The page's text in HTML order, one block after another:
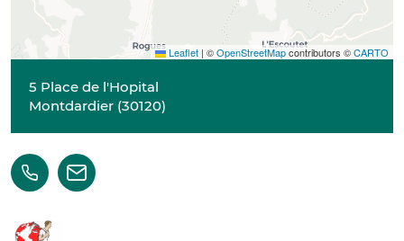
Leaflet | ©OpenStreetMapcontributors ©CARTO
5 Place de l'Hopital
Montdardier (30120)